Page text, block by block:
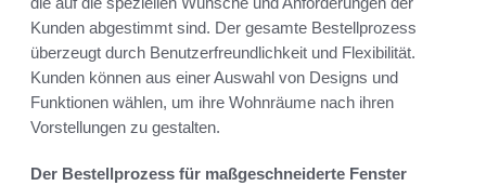
Kunden abgestimmt sind. Der gesamte Bestellprozess
überzeugt durch Benutzerfreundlichkeit und Flexibilität.
Kunden können aus einer Auswahl von Designs und
Funktionen wählen, um ihre Wohnräume nach ihren
Vorstellungen zu gestalten.
Der Bestellprozess für maßgeschneiderte Fenster